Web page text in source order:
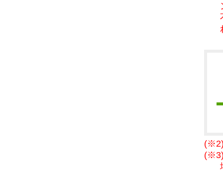
(※2)
(※3)